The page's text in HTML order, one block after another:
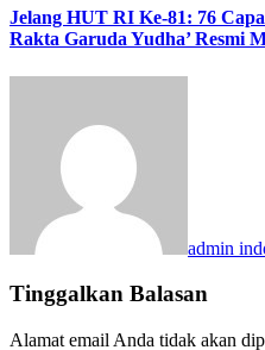
Jelang HUT RI Ke-81: 76
Rakta Garuda Yudha’ Resmi
admin
Tinggalkan Balasan
Alamat email Anda tidak akan